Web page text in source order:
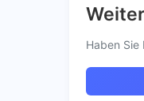
Haben Sie